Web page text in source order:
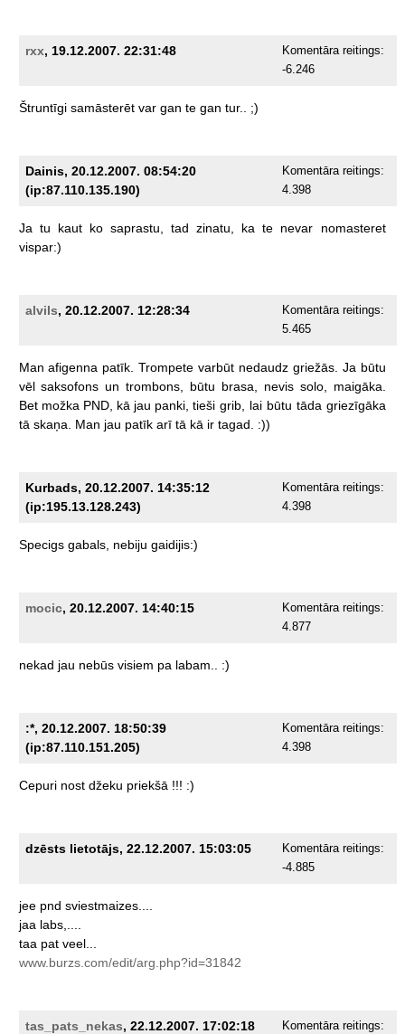
rxx, 19.12.2007. 22:31:48
Komentāra reitings:
-6.246
Štruntīgi samāsterēt var gan te gan tur.. ;)
Dainis, 20.12.2007. 08:54:20
(ip:87.110.135.190)
Komentāra reitings:
4.398
Ja tu kaut ko saprastu, tad zinatu, ka te nevar
nomasteret
vispar:)
alvils, 20.12.2007. 12:28:34
Komentāra reitings:
5.465
Man afigenna patīk. Trompete varbūt nedaudz griežās. Ja būtu
vēl saksofons un trombons, būtu brasa, nevis solo,
maigāka.
Bet možka PND, kā jau panki, tieši grib, lai būtu tāda griezīgāka
tā skaņa. Man jau patīk arī tā kā ir tagad. :))
Kurbads, 20.12.2007. 14:35:12
(ip:195.13.128.243)
Komentāra reitings:
4.398
Specigs gabals, nebiju gaidijis:)
mocic, 20.12.2007. 14:40:15
Komentāra reitings:
4.877
nekad jau nebūs visiem pa labam.. :)
:*, 20.12.2007. 18:50:39
(ip:87.110.151.205)
Komentāra reitings:
4.398
Cepuri nost džeku priekšā !!! :)
dzēsts lietotājs, 22.12.2007. 15:03:05
Komentāra reitings:
-4.885
jee pnd sviestmaizes....
jaa labs,....
taa pat veel...
www.burzs.com/edit/arg.php?id=31842
tas_pats_nekas, 22.12.2007. 17:02:18
Komentāra reitings: